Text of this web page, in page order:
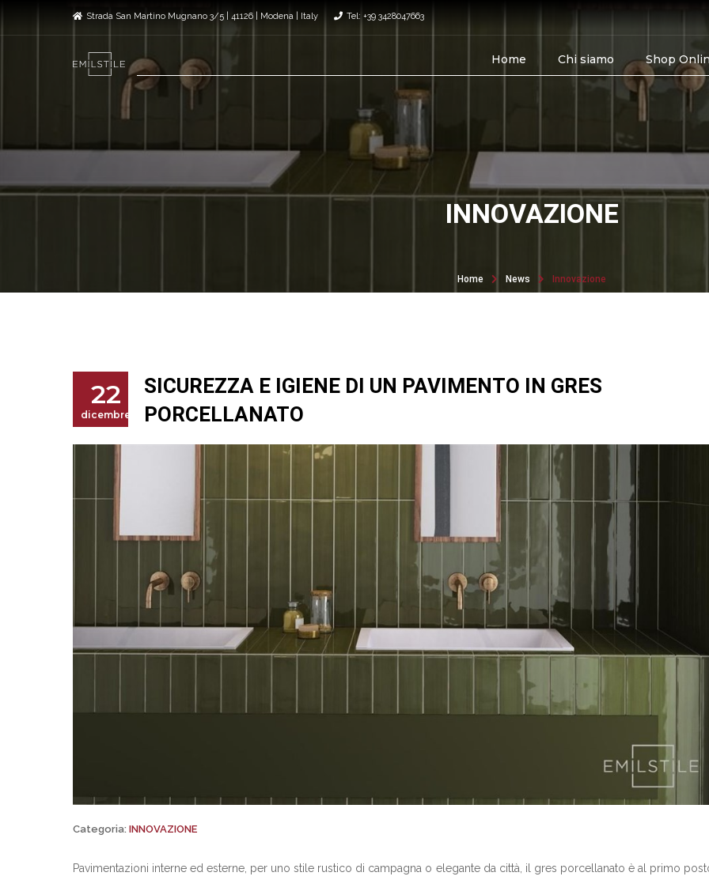
Strada San Martino Mugnano 3/5 | 41126 | Modena | Italy Tel: +39 3428047663
Home Chi siamo Shop
INNOVAZIONE
Home News Innovazione
22
dicembre
SICUREZZA E IGIENE DI UN PAVIMENTO IN GRES
PORCELLANATO
Categoria: INNOVAZIONE
Pavimentazioni interne ed esterne, per uno stile rustico di campagna o elegante da città, il gres porcellanato è al primo